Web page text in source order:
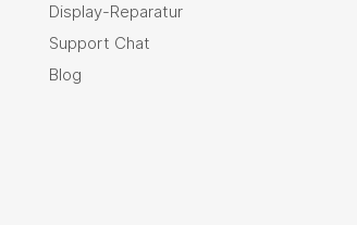
Display-Reparatur
Support Chat
Blog